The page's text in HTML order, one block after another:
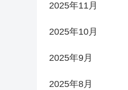
2025年11月
2025年10月
2025年9月
2025年8月